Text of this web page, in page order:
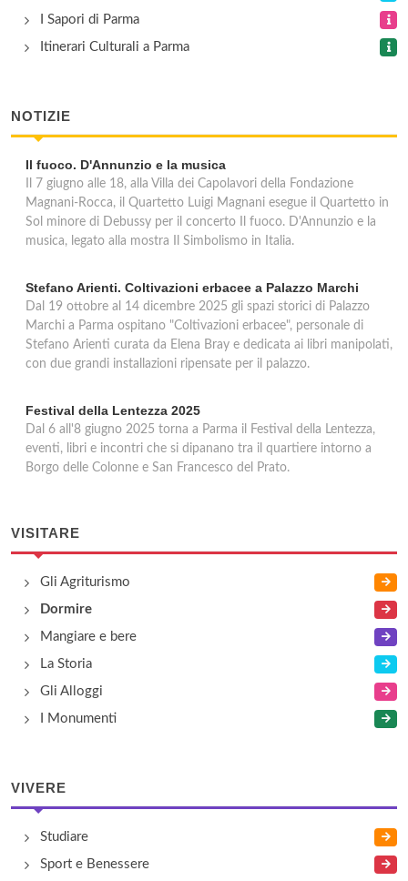
I Sapori di Parma
Itinerari Culturali a Parma
NOTIZIE
Il fuoco. D'Annunzio e la musica
Il 7 giugno alle 18, alla Villa dei Capolavori della Fondazione
Magnani-Rocca, il Quartetto Luigi Magnani esegue il Quartetto in
Sol minore di Debussy per il concerto Il fuoco. D'Annunzio e la
musica, legato alla mostra Il Simbolismo in Italia.
Stefano Arienti. Coltivazioni erbacee a Palazzo Marchi
Dal 19 ottobre al 14 dicembre 2025 gli spazi storici di Palazzo
Marchi a Parma ospitano "Coltivazioni erbacee", personale di
Stefano Arienti curata da Elena Bray e dedicata ai libri manipolati,
con due grandi installazioni ripensate per il palazzo.
Festival della Lentezza 2025
Dal 6 all'8 giugno 2025 torna a Parma il Festival della Lentezza,
eventi, libri e incontri che si dipanano tra il quartiere intorno a
Borgo delle Colonne e San Francesco del Prato.
VISITARE
Gli Agriturismo
Dormire
Mangiare e bere
La Storia
Gli Alloggi
I Monumenti
VIVERE
Studiare
Sport e Benessere